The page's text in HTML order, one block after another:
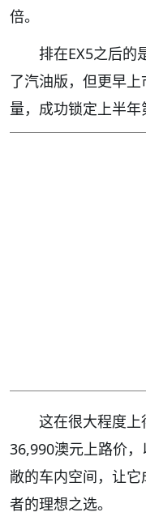
倍。
排在EX5之后的
了汽油版，但更早
量，成功锁定上半年
这在很大程度
36,990澳元上路价
敞的车内空间，让
者的理想之选。